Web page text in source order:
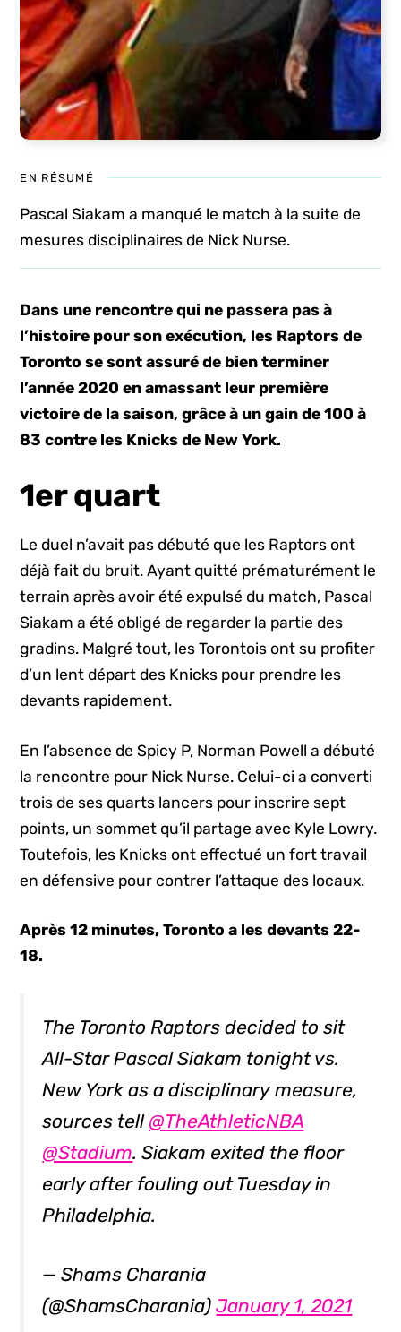
EN RÉSUMÉ
Pascal Siakam a manqué le match à la suite de
mesures disciplinaires de Nick Nurse.
Dans une rencontre qui ne passera pas à
l’histoire pour son exécution, les Raptors de
Toronto se sont assuré de bien terminer
l’année 2020 en amassant leur première
victoire de la saison, grâce à un gain de 100 à
83 contre les Knicks de New York.
1er quart
Le duel n’avait pas débuté que les Raptors ont
déjà fait du bruit. Ayant quitté prématurément le
terrain après avoir été expulsé du match, Pascal
Siakam a été obligé de regarder la partie des
gradins. Malgré tout, les Torontois ont su profiter
d’un lent départ des Knicks pour prendre les
devants rapidement.
En l’absence de Spicy P, Norman Powell a débuté
la rencontre pour Nick Nurse. Celui-ci a converti
trois de ses quarts lancers pour inscrire sept
points, un sommet qu’il partage avec Kyle Lowry.
Toutefois, les Knicks ont effectué un fort travail
en défensive pour contrer l’attaque des locaux.
Après 12 minutes, Toronto a les devants 22-
18.
The Toronto Raptors decided to sit
All-Star Pascal Siakam tonight vs.
New York as a disciplinary measure,
sources tell @TheAthleticNBA
@Stadium. Siakam exited the floor
early after fouling out Tuesday in
Philadelphia.
— Shams Charania
(@ShamsCharania)January 1, 2021